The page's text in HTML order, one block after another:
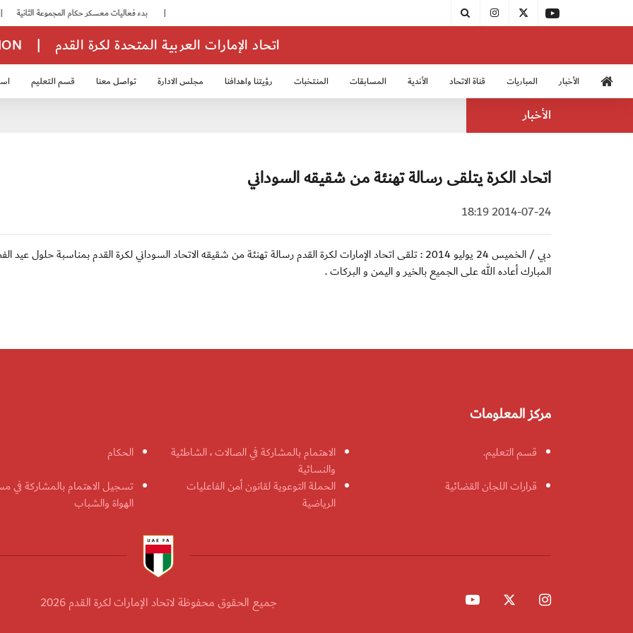
| اتحاد الإمارات العربية المتحدة لكرة القدم
الأخبار المباريات قناة الاتحاد الأندية المسابقات المنتخبات رؤيتنا واهدافنا مجلس الادارة تواصل معنا قسم التعليم
الأخبار
اتحاد الكرة يتلقى رسالة تهنئة من شقيقه السوداني
2014-07-24 18:19
دبي / الخميس 24 يوليو 2014 : تلقى اتحاد الإمارات لكرة القدم رسالة تهنئة من شقيقه الاتحاد السوداني لكرة القدم بمناسبة حلول عيد
المبارك أعاده الله على الجميع بالخير و اليمن و البركات .
مركز المعلومات
قسم التعليم.
الاهتمام بالمشاركة في الصالات ، الشاطئية
والنسائية
الحكام
قرارات اللجان القضائية
الحملة التوعوية لقانون أمن الفاعليات
الرياضية
تسجيل الاهتمام بالمشاركة في
الهواة والشباب
جميع الحقوق محفوظة لاتحاد الإمارات لكرة القدم 2026